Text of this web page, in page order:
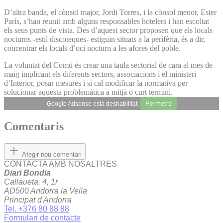
D’altra banda, el cònsol major, Jordi Torres, i la cònsol menor, Ester
París, s’han reunit amb alguns responsables hotelers i han escoltat
els seus punts de vista. Des d’aquest sector proposen que els locals
nocturns -estil discoteques- estiguin situats a la perifèria, és a dir,
concentrar els locals d’oci nocturn a les afores del poble.
La voluntat del Comú és crear una taula sectorial de cara al mes de
maig implicant els diferents sectors, associacions i el ministeri
d’Interior, posar mesures i si cal modificar la normativa per
solucionar aquesta problemàtica a mitjà o curt termini.
Google Adsense està deshabilitat. Permetre
Comentaris
Afegir nou comentari
CONTACTA AMB NOSALTRES
Diari Bondia
Callaueta, 4, 1r
AD500 Andorra la Vella
Principat d'Andorra
Tel. +376 80 88 88
Formulari de contacte